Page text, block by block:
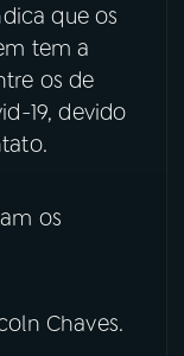
que os
tem a
os de
19, devido
os
Chaves.